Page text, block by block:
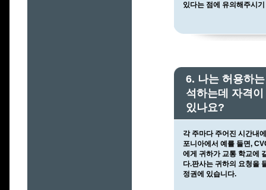
있다는 점에 유의해주시
6. 나는 허용하
석하는데 자격
있나요?
각 주마다 주어진 시간내
포니아에서 예를 들면,
에게 귀하가 교통 학교에
다.판사는 귀하의 요청을
정권에 있습니다.